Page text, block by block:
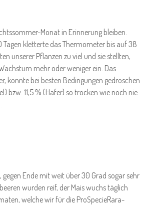
Monat in Erinnerung bleiben.
Tagen kletterte das Thermometer bis auf 38
unserer Pflanzen zu viel und sie stellten,
mehr oder weniger ein. Das
konnte bei besten Bedingungen gedroschen
bzw. 11,5 % (Hafer) so trocken wie noch nie
Ende mit weit über 30 Grad sogar sehr
wurden reif, der Mais wuchs täglich
welche wir für die ProSpecieRara-